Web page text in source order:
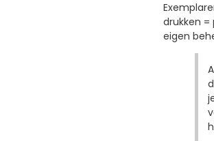
drukken =
eigen